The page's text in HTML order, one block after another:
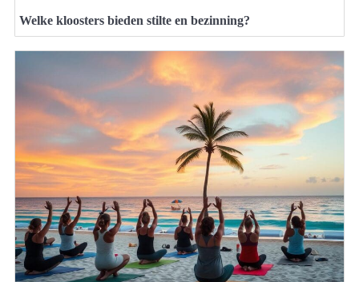
Welke kloosters bieden stilte en bezinning?